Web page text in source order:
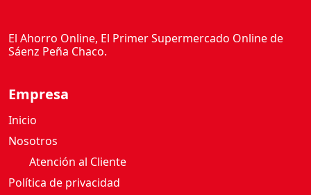
El Ahorro Online, El Primer Supermercado Online de
Sáenz Peña Chaco.
Empresa
Inicio
Nosotros
Atención al Cliente
Política de privacidad